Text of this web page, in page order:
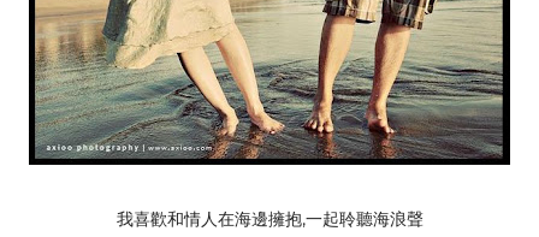
我喜歡和情人在海邊擁抱,一起聆聽海浪聲